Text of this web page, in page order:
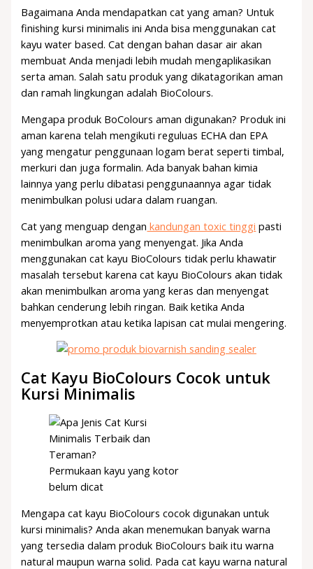
Bagaimana Anda mendapatkan cat yang aman? Untuk
finishing kursi minimalis ini Anda bisa menggunakan cat
kayu water based. Cat dengan bahan dasar air akan
membuat Anda menjadi lebih mudah mengaplikasikan
serta aman. Salah satu produk yang dikatagorikan aman
dan ramah lingkungan adalah BioColours.
Mengapa produk BoColours aman digunakan? Produk ini
aman karena telah mengikuti reguluas ECHA dan EPA
yang mengatur penggunaan logam berat seperti timbal,
merkuri dan juga formalin. Ada banyak bahan kimia
lainnya yang perlu dibatasi penggunaannya agar tidak
menimbulkan polusi udara dalam ruangan.
Cat yang menguap dengan kandungan toxic tinggi pasti
menimbulkan aroma yang menyengat. Jika Anda
menggunakan cat kayu BioColours tidak perlu khawatir
masalah tersebut karena cat kayu BioColours akan tidak
akan menimbulkan aroma yang keras dan menyengat
bahkan cenderung lebih ringan. Baik ketika Anda
menyemprotkan atau ketika lapisan cat mulai mengering.
Cat Kayu BioColours Cocok untuk
Kursi Minimalis
Permukaan kayu yang kotor
belum dicat
Mengapa cat kayu BioColours cocok digunakan untuk
kursi minimalis? Anda akan menemukan banyak warna
yang tersedia dalam produk BioColours baik itu warna
natural maupun warna solid. Pada cat kayu warna natural